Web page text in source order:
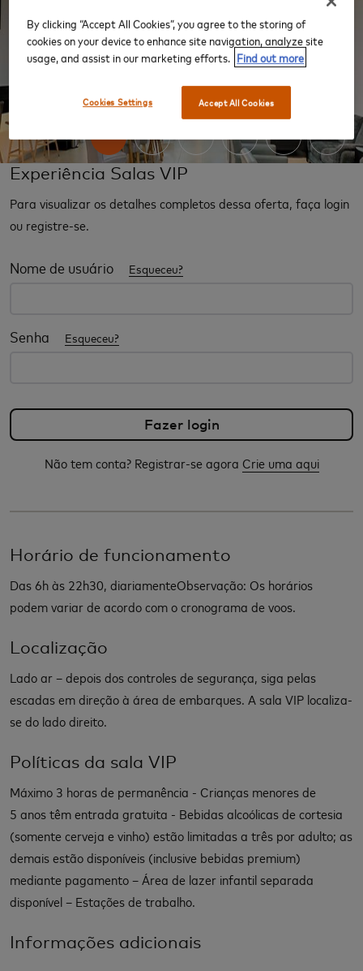
‹
Experiência Salas VIP
Para visualizar os detalhes completos dessa oferta, faça login
ou registre-se.
Nome de usuário Esqueceu?
Senha Esqueceu?
Não tem conta? Registrar-se agora Crie uma aqui
Horário de funcionamento
Das 6h às 22h30, diariamenteObservação: Os horários
podem variar de acordo com o cronograma de voos.
Localização
Lado ar – depois dos controles de segurança, siga pelas
escadas em direção à área de embarques. A sala VIP localiza-
se do lado direito.
Políticas da sala VIP
Máximo 3 horas de permanência - Crianças menores de
5 anos têm entrada gratuita - Bebidas alcoólicas de cortesia
(somente cerveja e vinho) estão limitadas a três por adulto; as
demais estão disponíveis (inclusive bebidas premium)
mediante pagamento – Área de lazer infantil separada
disponível – Estações de trabalho.
Informações adicionais
By clicking “Accept All Cookies”, you agree to the storing of
cookies on your device to enhance site navigation, analyze site
usage, and assist in our marketing efforts. Find out more
Accept All Cookies
Cookies Settings